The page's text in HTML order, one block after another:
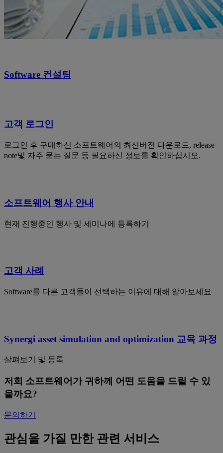
Software 컨설팅
고객 로그인
로그인 후 구매하신 소프트웨어의 최신버전 다운로드, release
note및 자주 묻는 질문 등 필요하신 정보를 확인하십시오.
소프트웨어 행사 안내
현재 진행중인 행사 및 세미나에 등록하기
고객 사례
Software를 다른 고객들이 선택하는 이유에 대해 알아보세요
Synergi asset simulation and optimization 교육 과정
살펴보기 및 등록
저희 소프트웨어가 귀하께 어떤 도움을 드릴 수 있
을까요?
문의하기
관심을 가질 만한 관련 서비스